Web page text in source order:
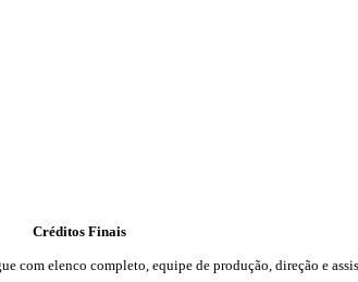
Créditos Finais
com elenco completo, equipe de produção, direção e